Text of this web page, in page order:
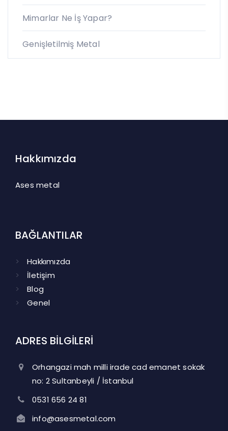
Mimarlar Ne İş Yapar?
Genişletilmiş Metal
Hakkımızda
Ases metal
BAĞLANTILAR
Hakkımızda
İletişim
Blog
Genel
ADRES BİLGİLERİ
Orhangazi mah milli irade cad emanet sokak
no: 2 Sultanbeyli / İstanbul
0531 656 24 81
info@asesmetal.com